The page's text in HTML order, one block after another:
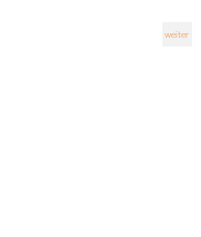
weiter